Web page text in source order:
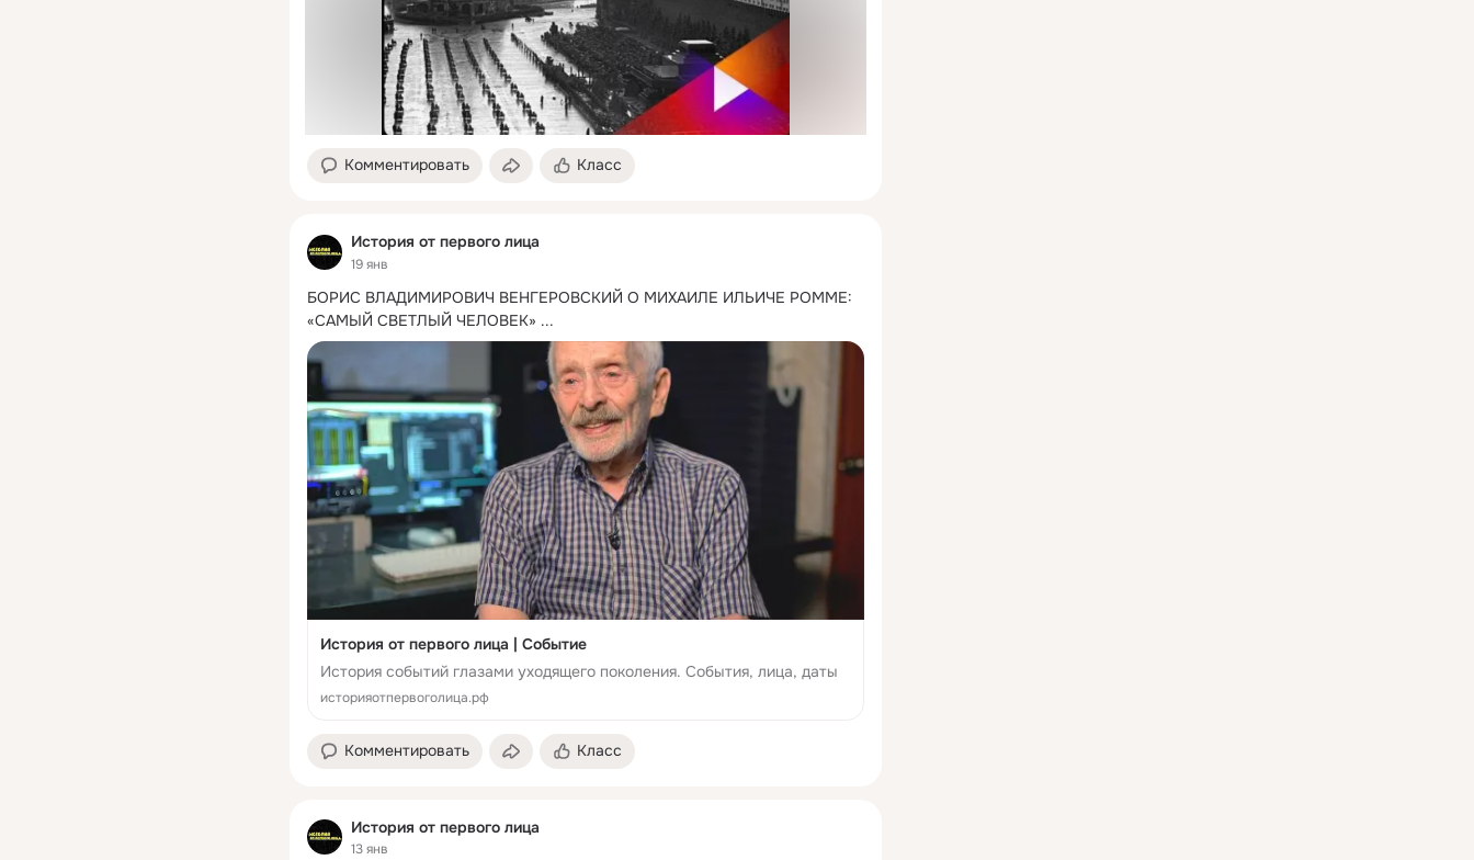
Комментировать Класс
История от первого лица
19 янв
БОРИС ВЛАДИМИРОВИЧ ВЕНГЕРОВСКИЙ О МИХАИЛЕ ИЛЬИЧЕ РОММЕ:
«САМЫЙ СВЕТЛЫЙ ЧЕЛОВЕК» ...
История от первого лица | Событие
История событий глазами уходящего поколения. События, лица, даты
историяотпервоголица.рф
Комментировать Класс
История от первого лица
13 янв